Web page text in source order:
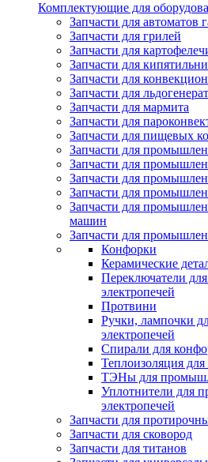
Комплектующие для
Запчасти для автоматов
Запчасти для грилей
Запчасти для
Запчасти для
Запчасти для
Запчасти для
Запчасти для мармита
Запчасти для
Запчасти для пищевых
Запчасти для
Запчасти для
Запчасти для
Запчасти для
Запчасти для
машин
Запчасти для
Конфорки
Керамические
Переключатели
электропечей
Протвини
Ручки, лампочки
электропечей
Спирали для
Теплоизоляция
ТЭНы для
Уплотнители для
электропечей
Запчасти для
Запчасти для сковород
Запчасти для титанов